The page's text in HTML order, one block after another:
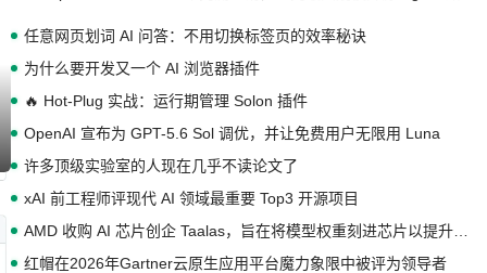
任意网页划词 AI 问答：不用切换标签页的效率秘诀
为什么要开发又一个 AI 浏览器插件
🔥 Hot-Plug 实战：运行期管理 Solon 插件
OpenAI 宣布为 GPT-5.6 Sol 调优，并让免费用户无限用 Luna
许多顶级实验室的人现在几乎不读论文了
xAI 前工程师评现代 AI 领域最重要 Top3 开源项目
红帽在2026年Gartner云原生应用平台魔力象限中被评为领导者